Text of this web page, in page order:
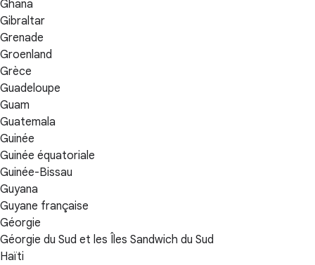
Ghana
Gibraltar
Grenade
Groenland
Grèce
Guadeloupe
Guam
Guatemala
Guinée
Guinée équatoriale
Guinée-Bissau
Guyana
Guyane française
Géorgie
Géorgie du Sud et les Îles Sandwich du Sud
Haïti